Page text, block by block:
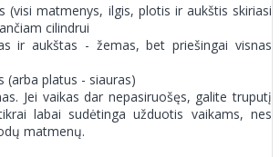
(visi matmenys, ilgis, plotis ir aukštis skiriasi
cilindrui
ir aukštas - žemas, bet priešingai visnas
(arba platus - siauras)
Jei vaikas dar nepasiruošęs, galite truputį
labai sudėtinga užduotis vaikams, nes
matmenų.